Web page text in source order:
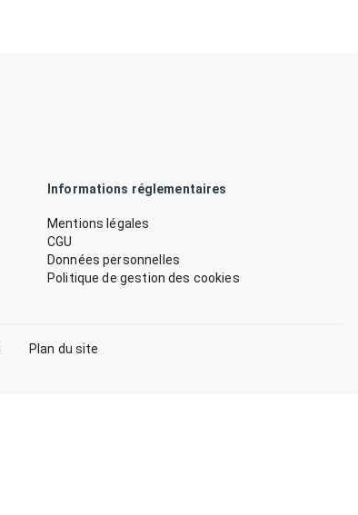
Informations réglementaires
Mentions légales
CGU
Données personnelles
Politique de gestion des cookies
Plan du site